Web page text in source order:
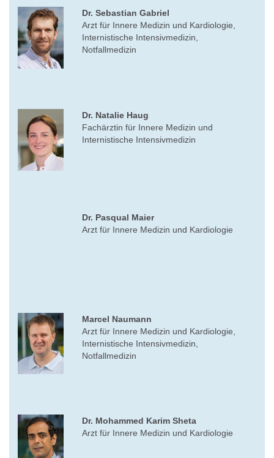
Dr. Sebastian Gabriel
Arzt für Innere Medizin und Kardiologie,
Internistische Intensivmedizin,
Notfallmedizin
Dr. Natalie Haug
Fachärztin für Innere Medizin und
Internistische Intensivmedizin
Dr. Pasqual Maier
Arzt für Innere Medizin und Kardiologie
Marcel Naumann
Arzt für Innere Medizin und Kardiologie,
Internistische Intensivmedizin,
Notfallmedizin
Dr. Mohammed Karim Sheta
Arzt für Innere Medizin und Kardiologie